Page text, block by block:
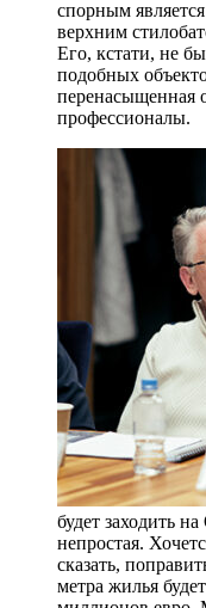
спорным
верхним
Его, кстати, не
подобных
перенасыщенная
профессионалы.
будет заходить
непростая.
сказать,
метра жилья